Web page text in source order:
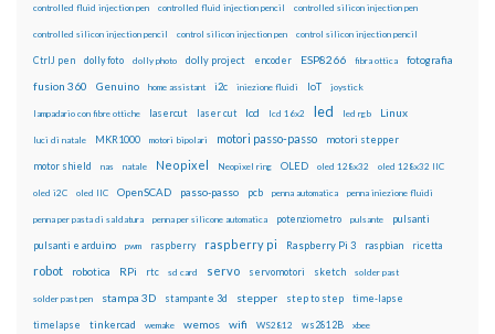
controlled fluid injection pen controlled fluid injection pencil controlled silicon injection pen
controlled silicon injection pencil control silicon injection pen control silicon injection pencil
CtrlJ pen dolly foto dolly photo dolly project encoder ESP8266 fibra ottica fotografia
fusion 360 Genuino home assistant i2c iniezione fluidi IoT joystick
lampadario con fibre ottiche lasercut laser cut lcd lcd 16x2 led led rgb Linux
luci di natale MKR1000 motori bipolari motori passo-passo motori stepper
motor shield nas natale Neopixel Neopixel ring OLED oled 128x32 oled 128x32 IIC
oled i2C oled IIC OpenSCAD passo-passo pcb penna automatica penna iniezione fluidi
penna per pasta di saldatura penna per silicone automatica potenziometro pulsante pulsanti
pulsanti e arduino pwm raspberry raspberry pi Raspberry Pi 3 raspbian ricetta
robot robotica RPi rtc sd card servo servomotori sketch solder past
solder past pen stampa 3D stampante 3d stepper step to step time-lapse
timelapse tinkercad wemake wemos wifi WS2812 ws2812B xbee